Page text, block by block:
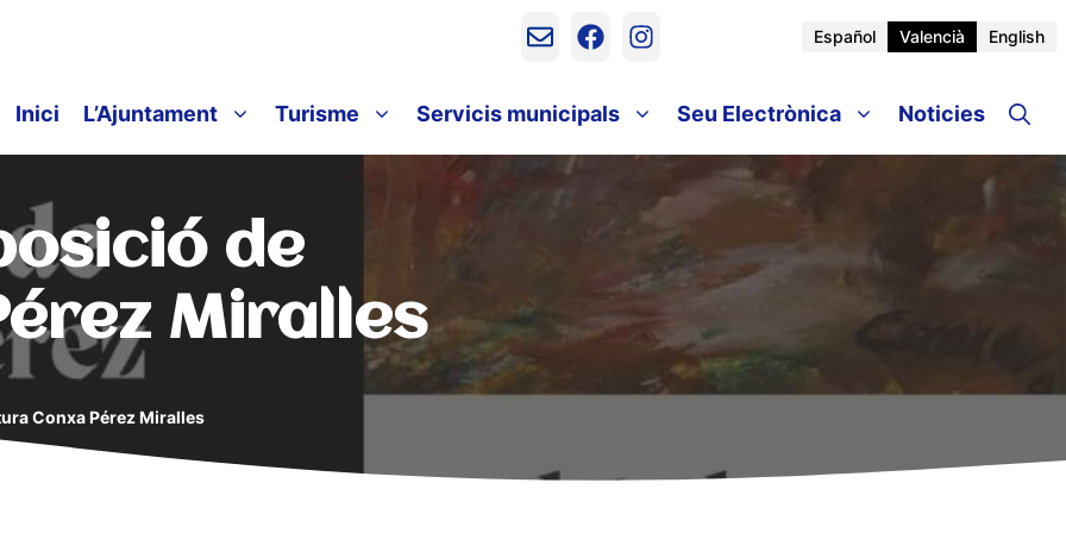
Español Valencià English
Inici L’Ajuntament Turisme Servicis municipals Seu Electrònica Noticies
de
Miralles
Conxa Pérez Miralles